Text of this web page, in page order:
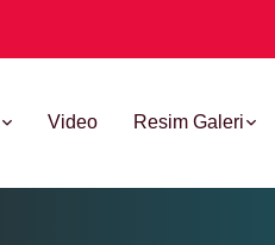
Video Resim Galeri